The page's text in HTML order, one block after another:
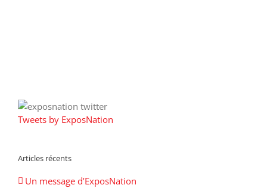
Tweets by ExposNation
Articles récents
Un message d’ExposNation